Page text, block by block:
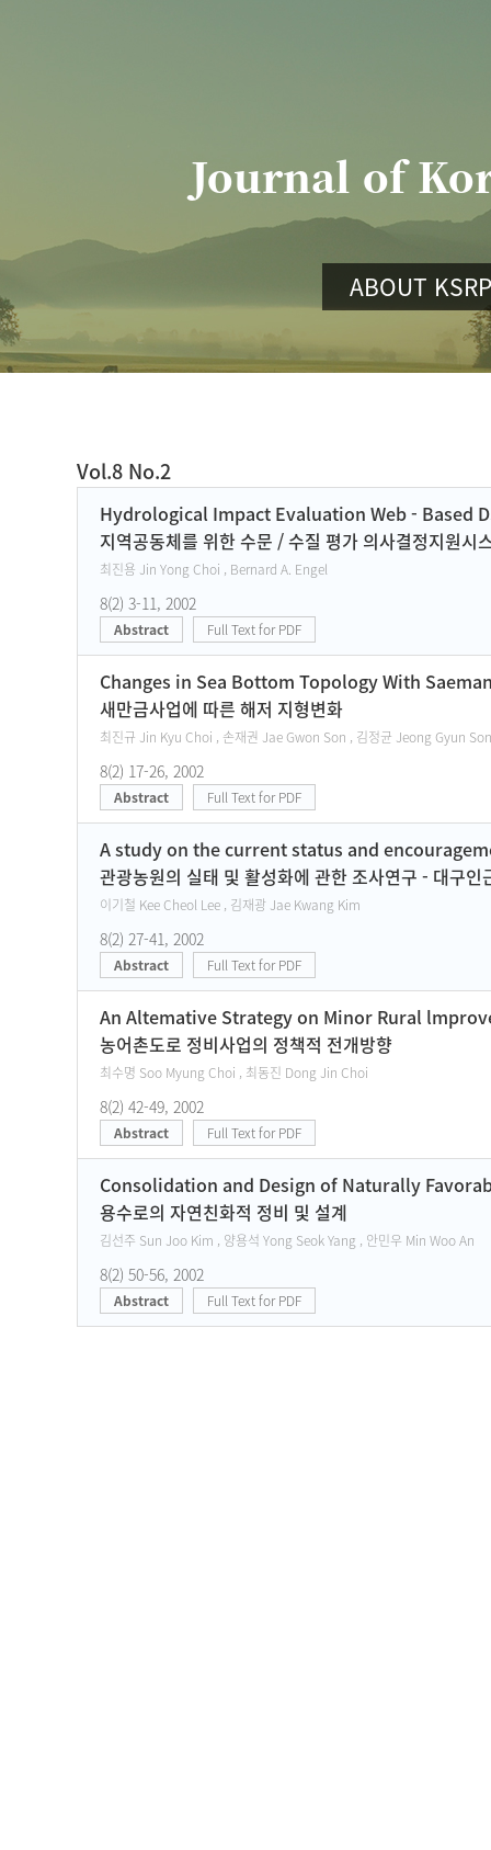
Journal of
ABOUT KSRP
Vol.8 No.2
Hydrological Impact Evaluation Web - Based
지역공동체를 위한 수문 / 수질 평가 의사결정지원시
최진용 Jin Yong Choi , Bernard A. Engel
8(2) 3-11, 2002
Abstract Full Text for PDF
Changes in Sea Bottom Topology With
새만금사업에 따른 해저 지형변화
최진규 Jin Kyu Choi , 손재권 Jae Gwon Son , 김정균 Jeong Gyun
8(2) 17-26, 2002
Abstract Full Text for PDF
A study on the current status and
관광농원의 실태 및 활성화에 관한 조사연구 - 대구
이기철 Kee Cheol Lee , 김재광 Jae Kwang Kim
8(2) 27-41, 2002
Abstract Full Text for PDF
An Altemative Strategy on Minor Rural
농어촌도로 정비사업의 정책적 전개방향
최수명 Soo Myung Choi , 최동진 Dong Jin Choi
8(2) 42-49, 2002
Abstract Full Text for PDF
Consolidation and Design of Naturally
용수로의 자연친화적 정비 및 설계
김선주 Sun Joo Kim , 양용석 Yong Seok Yang , 안민우 Min Woo An
8(2) 50-56, 2002
Abstract Full Text for PDF